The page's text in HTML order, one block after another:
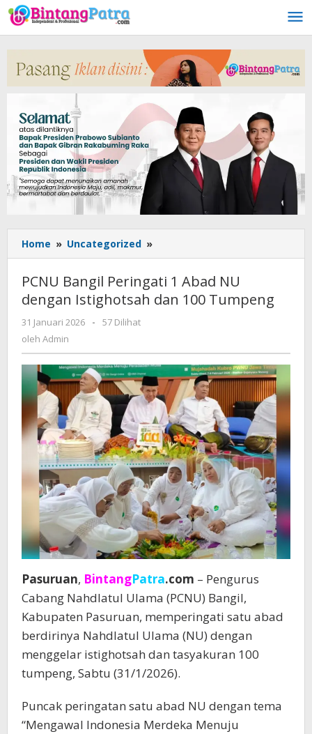
Lewati
ke
konten
Home » Uncategorized »
Bangil
Peringati
1
Abad
100
Tumpeng
PCNU Bangil Peringati 1 Abad NU
dengan Istighotsah dan 100 Tumpeng
31 Januari 2026
oleh
-
57 Dilihat
oleh Admin
Pasuruan, BintangPatra.com – Pengurus
Cabang Nahdlatul Ulama (PCNU) Bangil,
Kabupaten Pasuruan, memperingati satu abad
berdirinya Nahdlatul Ulama (NU) dengan
menggelar istighotsah dan tasyakuran 100
tumpeng, Sabtu (31/1/2026).
Puncak peringatan satu abad NU dengan tema
“Mengawal Indonesia Merdeka Menuju